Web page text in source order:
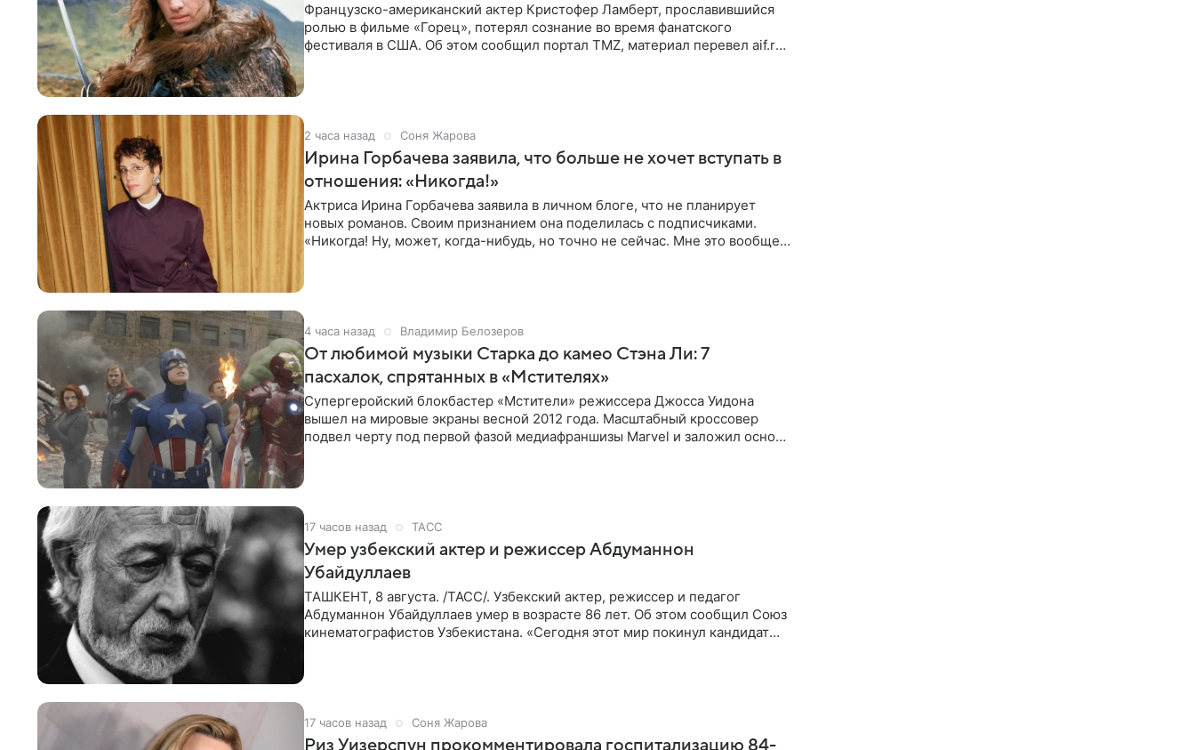
Французско-американский актер Кристофер Ламберт, прославившийся
ролью в фильме «Горец», потерял сознание во время фанатского
фестиваля в США. Об этом сообщил портал TMZ, материал перевел aif.ru.
2 часа назад Соня Жарова
Ирина Горбачева заявила, что больше не хочет вступать в
отношения: «Никогда!»
Актриса Ирина Горбачева заявила в личном блоге, что не планирует
новых романов. Своим признанием она поделилась с подписчиками.
«Никогда! Ну, может, когда-нибудь, но точно не сейчас. Мне это вообще
4 часа назад Владимир Белозеров
От любимой музыки Старка до камео Стэна Ли: 7
пасхалок, спрятанных в «Мстителях»
Супергеройский блокбастер «Мстители» режиссера Джосса Уидона
вышел на мировые экраны весной 2012 года. Масштабный кроссовер
подвел черту под первой фазой медиафраншизы Marvel и заложил основу
17 часов назад ТАСС
Умер узбекский актер и режиссер Абдуманнон
Убайдуллаев
ТАШКЕНТ, 8 августа. /ТАСС/. Узбекский актер, режиссер и педагог
Абдуманнон Убайдуллаев умер в возрасте 86 лет. Об этом сообщил Союз
кинематографистов Узбекистана. «Сегодня этот мир покинул кандидат
17 часов назад Соня Жарова
Риз Уизерспун прокомментировала госпитализацию 84-